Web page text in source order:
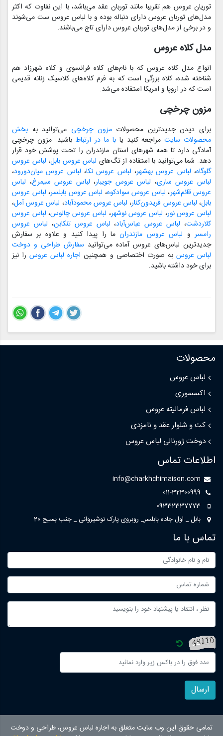
توریان عروس هم تقریبا مانند توربان عقد می‌باشد، با این نفاوت که اکثر
مدل‌های توربان عروس دارای دنباله بوده و با لباس عروس ست می‌شوند
و در برخی از مدل‌های توربان عروس دارای تاج می‌باشند.
مدل کلاه عروس
انواع مدل کلاه عروس که با نام‌های کلاه فرانسوی و کلاه شهرزاد هم
شناخته شده‌، کلاه بزرگی است که به فرم کلاه‌های کلاسیک زنانه قدیمی
است که در اروپا و امریکا استفاده می‌شد.
مزون چرخچی
برای دیدن جدیدترین محصولاتمزون چرخچی می‌توانید به بخش
محصولات سایتمراجعه کنید یابا ما در ارتباط باشید. مزون چرخچی
آمادگی دارد تا همه شهرهای استان مازندران را تحت پوشش خود قرار
دهد. شما می‌توانید با استفاده از تگ‌های لباس عروس بابل، لباس عروس
گلوگاه، لباس عروس بهشهر، لباس عروس نکا، لباس عروس میان‌دورود،
لباس عروس ساری، لباس عروس جویبار، لباس عروس سیمرغ، لباس
عروس قائم‌شهر، لباس عروس سوادکوه، لباس عروس بابلسر، لباس عروس
بابل، لباس عروس فریدون‌کنار، لباس عروس محمودآباد، لباس عروس آمل،
لباس عروس نور، لباس عروس نوشهر، لباس عروس چالوس، لباس عروس
کلاردشت، لباس عروس عباس‌آباد،لباس عروس تنکابن، لباس عروس
رامسرو لباس عروس مازندرانما را پیدا کنید و علاوه بر سفارش
جدیدترین لباس‌های عروس آماده می‌توانید سفارش طراحی و دوخت
لباس عروس به صورت اختصاصی و همچنین اجاره لباس عروسرا نیز
برای خود داشته باشید.
محصولات
لباس عروس
اکسسوری
لباس فرمالیته عروس
کت و شلوار عقد و نامزدی
دوخت ژورنالی لباس عروس
اطلاعات تماس
info@charkhchimaison.com
011-32300999
09332337773
بابل _ اول جاده بابلسر_ روبروی پارک نوشیروانی _ جنب بسیج 20
تماس با ما
ارسال
تمامی حقوق این وب سایت متعلق به اجاره لباس عروس، طراحی و دوخت